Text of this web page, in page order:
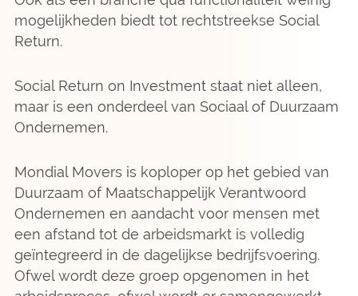
mogelijkheden biedt tot rechtstreekse Social
Return.
Social Return on Investment staat niet alleen,
maar is een onderdeel van Sociaal of Duurzaam
Ondernemen.
Mondial Movers is koploper op het gebied van
Duurzaam of Maatschappelijk Verantwoord
Ondernemen en aandacht voor mensen met
een afstand tot de arbeidsmarkt is volledig
geïntegreerd in de dagelijkse bedrijfsvoering.
Ofwel wordt deze groep opgenomen in het